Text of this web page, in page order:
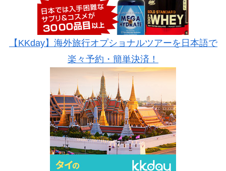
【KKday】海外旅行オプショナルツアーを日本語で
楽々予約・簡単決済！